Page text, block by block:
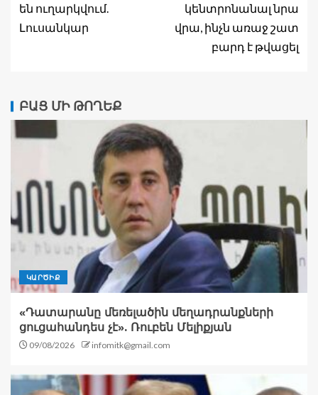
են ուղարկվում.
Լուսանկար
կենտրոնանալ նրա
վրա, ինչն առաջ շատ
բարդ է թվացել
ԲԱՑ ՄԻ ԹՈՂԵՔ
ԿԱՐԾԻՔ
«Դատարանը մեռելածին մեղադրանքների
ցուցահանդես չէ». Ռուբեն Մելիքյան
09/08/2026 infomitk@gmail.com